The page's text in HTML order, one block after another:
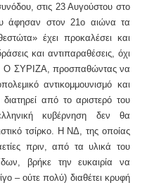
στις 23 Αυγούστου στο
άφησαν στον 21ο αιώνα τα
έχει προκαλέσει και
και αντιπαραθέσεις, όχι
Ο ΣΥΡΙΖΑ, προσπαθώντας να
αντικομμουνισμό και
από το αριστερό του
κυβέρνηση δεν θα
τσίρκο. Η ΝΔ, της οποίας
πριν, από τα υλικά του
βρήκε την ευκαιρία να
– ούτε πολύ) διαθέτει κρυφή